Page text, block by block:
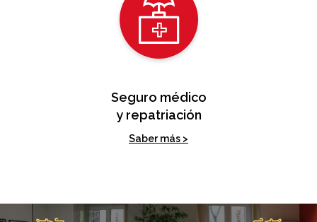
Seguro médico
y repatriación
Saber más >